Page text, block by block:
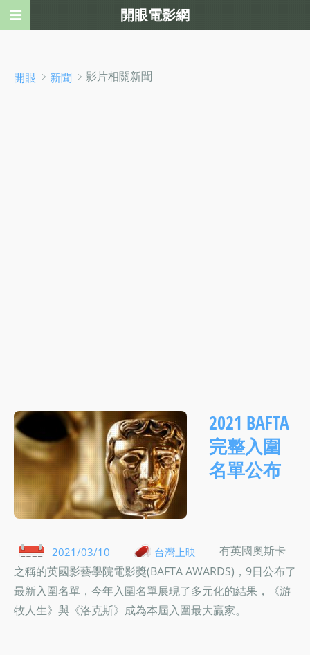
開眼 ﹥ 新聞 ﹥影片相關新聞
2021 BAFTA
完整入圍
名單公布
2021/03/10 台灣上映
有英國奧斯卡
之稱的英國影藝學院電影獎(BAFTA AWARDS)，9日公布了
最新入圍名單，今年入圍名單展現了多元化的結果，《游
牧人生》與《洛克斯》成為本屆入圍最大贏家。
開眼電影網